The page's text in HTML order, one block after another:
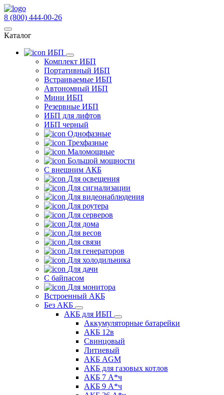
8 (800) 444-00-26
Каталог
ИБП
Комплект ИБП
Портативный ИБП
Встраиваемые ИБП
Автономный ИБП
Мини ИБП
Резервные ИБП
ИБП для лифтов
ИБП черный
Однофазные
Трехфазные
Маломощные
Большой мощности
С внешним АКБ
Для освещения
Для сигнализации
Для видеонаблюдения
Для роутера
Для серверов
Для дома
Для весов
Для связи
Для генераторов
Для холодильника
Для дачи
С байпасом
Для монитора
Встроенный АКБ
Без АКБ
АКБ для ИБП
Аккумуляторные батарейки
АКБ 12в
Свинцовый
Литиевый
АКБ AGM
АКБ для газовых котлов
АКБ 7 А*ч
АКБ 9 А*ч